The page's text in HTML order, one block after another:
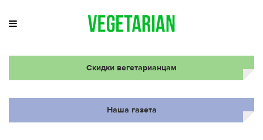
Скидки вегетарианцам
Наша газета